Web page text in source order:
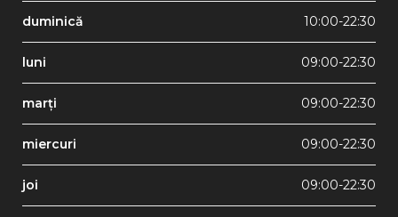
duminică 10:00-22:30
luni 09:00-22:30
marți 09:00-22:30
miercuri 09:00-22:30
joi 09:00-22:30